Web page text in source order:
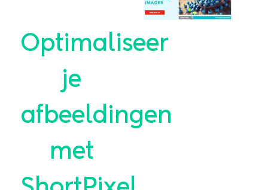
Optimaliseer
je
afbeeldingen
met